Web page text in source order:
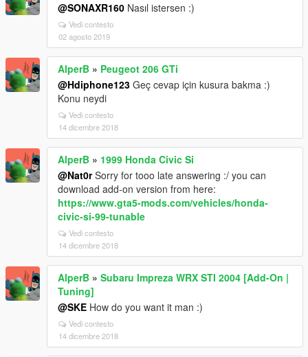
@SONAXR160 Nasıl istersen :)
Vedi contesto
02 agosto 2019
AlperB » Peugeot 206 GTi
@Hdiphone123 Geç cevap için kusura bakma :)
Konu neydi
Vedi contesto
14 dicembre 2018
AlperB » 1999 Honda Civic Si
@Nat0rSorry for tooo late answering :/ you can
download add-on version from here:
https://www.gta5-mods.com/vehicles/honda-
civic-si-99-tunable
Vedi contesto
14 dicembre 2018
AlperB » Subaru Impreza WRX STI 2004 [Add-On |
Tuning]
@SKE How do you want it man :)
Vedi contesto
14 dicembre 2018